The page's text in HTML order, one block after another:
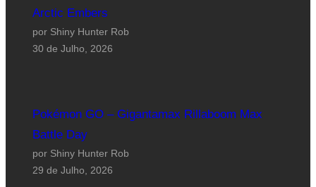
Arctic Embers
por Shiny Hunter Rob
30 de Julho, 2026
Pokémon GO – Gigantamax Rillaboom Max
Battle Day
por Shiny Hunter Rob
29 de Julho, 2026